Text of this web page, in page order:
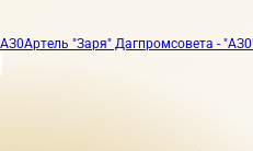
АЗ0Артель "Заря" Дагпромсовета -